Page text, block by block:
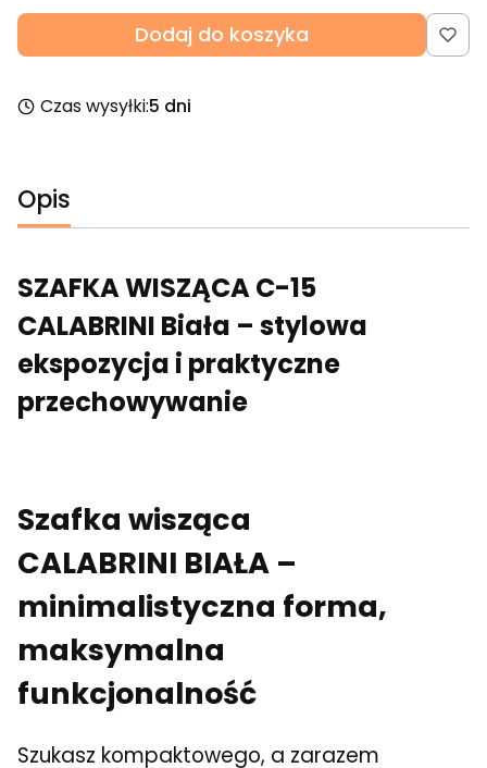
Dodaj do koszyka
Czas wysyłki:5 dni
Opis
SZAFKA WISZĄCA C-15
CALABRINI Biała – stylowa
ekspozycja i praktyczne
przechowywanie
Szafka wisząca
CALABRINI BIAŁA –
minimalistyczna forma,
maksymalna
funkcjonalność
Szukasz kompaktowego, a zarazem